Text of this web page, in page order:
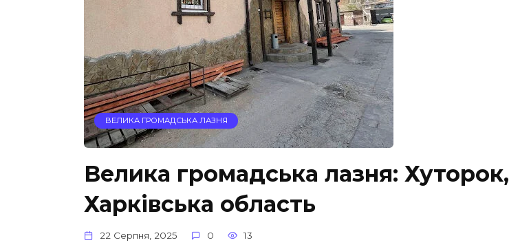
ВЕЛИКА ГРОМАДСЬКА ЛАЗНЯ
Велика громадська лазня: Хуторок,
Харківська область
22 Серпня, 2025 0 13